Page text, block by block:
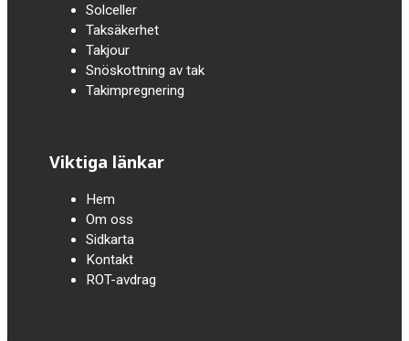
Solceller
Taksäkerhet
Takjour
Snöskottning av tak
Takimpregnering
Viktiga länkar
Hem
Om oss
Sidkarta
Kontakt
ROT-avdrag